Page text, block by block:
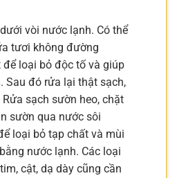
vòi nước lạnh. Có thể
tươi không đường
để loại bỏ độc tố và giúp
Sau đó rửa lại thật sạch,
sạch sườn heo, chặt
sườn qua nước sôi
loại bỏ tạp chất và mùi
nước lạnh. Các loại
cật, dạ dày cũng cần